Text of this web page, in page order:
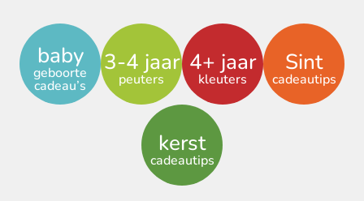
baby
geboorte
cadeau’s
3-4 jaar
peuters
4+ jaar
kleuters
Sint
cadeautips
kerst
cadeautips